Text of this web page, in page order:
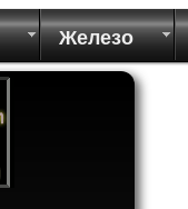
Железо